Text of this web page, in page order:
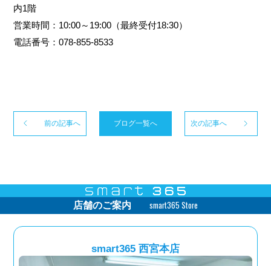
内1階
営業時間：10:00～19:00（最終受付18:30）
電話番号：078-855-8533
前の記事へ ブログ一覧へ 次の記事へ
店舗のご案内 smart365 Store
smart365 西宮本店